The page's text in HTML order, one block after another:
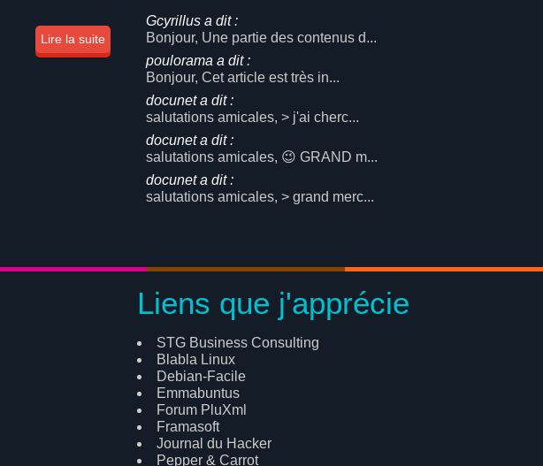
Lire la suite
Gcyrillus a dit :
Bonjour, Une partie des contenus d...
poulorama a dit :
Bonjour, Cet article est très in...
docunet a dit :
salutations amicales, > j'ai cherc...
docunet a dit :
salutations amicales, 😉 GRAND m...
docunet a dit :
salutations amicales, > grand merc...
Liens que j'apprécie
STG Business Consulting
Blabla Linux
Debian-Facile
Emmabuntus
Forum PluXml
Framasoft
Journal du Hacker
Pepper & Carrot